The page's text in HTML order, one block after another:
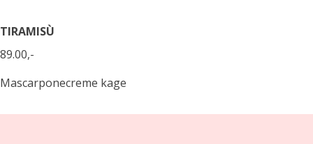
TIRAMISÙ
89.00,-
Mascarponecreme kage